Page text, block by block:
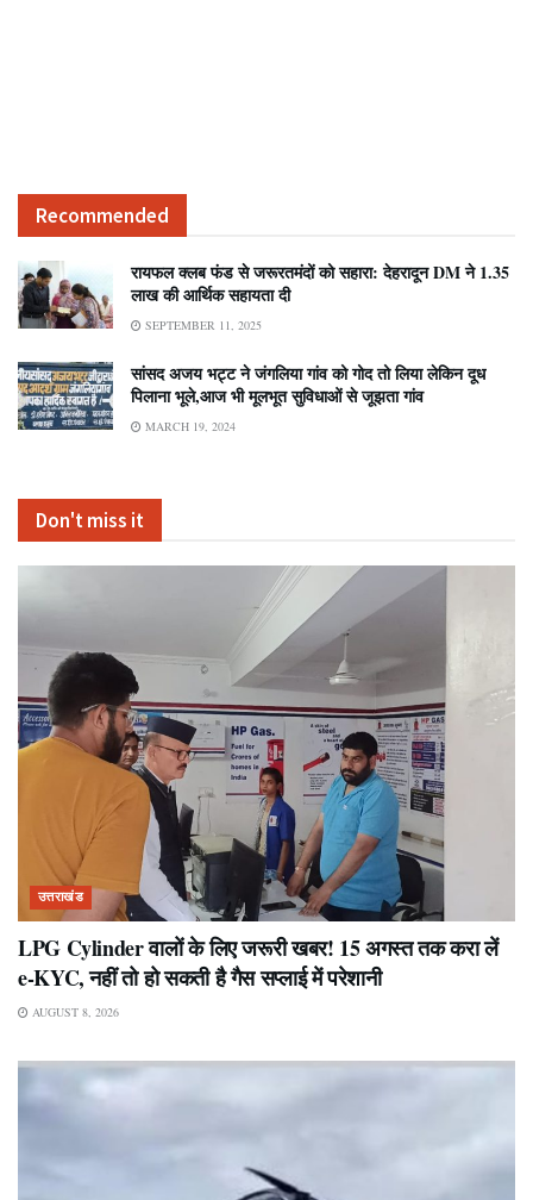
Recommended
रायफल क्लब फंड से जरूरतमंदों को सहारा: देहरादून DM ने 1.35
लाख की आर्थिक सहायता दी
SEPTEMBER 11, 2025
सांसद अजय भट्ट ने जंगलिया गांव को गोद तो लिया लेकिन दूध
पिलाना भूले,आज भी मूलभूत सुविधाओं से जूझता गांव
MARCH 19, 2024
Don't miss it
उत्तराखंड
LPG Cylinder वालों के लिए जरूरी खबर! 15 अगस्त तक करा लें
e-KYC, नहीं तो हो सकती है गैस सप्लाई में परेशानी
AUGUST 8, 2026